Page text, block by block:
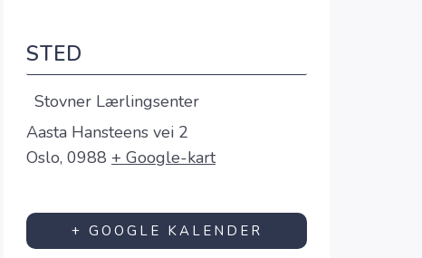
STED
Stovner Lærlingsenter
Aasta Hansteens vei 2
Oslo, 0988 + Google-kart
+ GOOGLE KALENDER